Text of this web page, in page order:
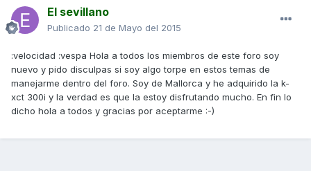
El sevillano
Publicado 21 de Mayo del 2015
:velocidad :vespa Hola a todos los miembros de este foro soy
nuevo y pido disculpas si soy algo torpe en estos temas de
manejarme dentro del foro. Soy de Mallorca y he adquirido la k-
xct 300i y la verdad es que la estoy disfrutando mucho. En fin lo
dicho hola a todos y gracias por aceptarme :-)